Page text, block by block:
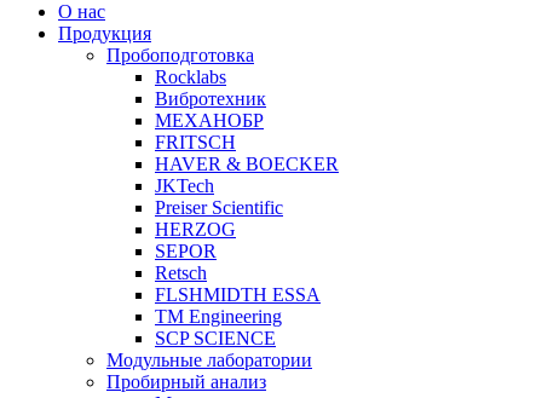
О нас
Продукция
Пробоподготовка
Rocklabs
Вибротехник
МЕХАНОБР
FRITSCH
HAVER & BOECKER
JKTech
Preiser Scientific
HERZOG
SEPOR
Retsch
FLSHMIDTH ESSA
TM Engineering
SCP SCIENCE
Модульные лаборатории
Пробирный анализ